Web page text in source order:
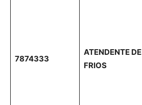
7874333
ATENDENTE DE
FRIOS